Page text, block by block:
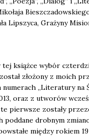
Lip­szy­ca, Gra­ży­ny
tej książ­ce wybór
zło­żo­ny z moich
nume­rach „Lite­ra­tu­ry na
oraz z utwo­rów
pierw­sze zosta­ły
pod­da­ne drob­nym
mię­dzy rokiem